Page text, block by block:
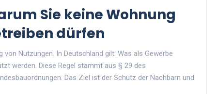
Sie keine Wohnung
dürfen
Nutzungen. In Deutschland gilt: Was als Gewerbe
werden. Diese Regel stammt aus § 29 des
Das Ziel ist der Schutz der Nachbarn und